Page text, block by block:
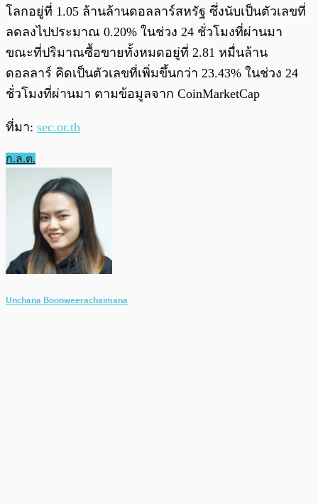
โลกอยู่ที่ 1.05 ล้านล้านดอลลาร์สหรัฐ ซึ่งนับเป็นตัวเลขที่
ลดลงไปประมาณ 0.20% ในช่วง 24 ชั่วโมงที่ผ่านมา
ขณะที่ปริมาณซื้อขายทั้งหมดอยู่ที่ 2.81 หมื่นล้าน
ดอลลาร์ คิดเป็นตัวเลขที่เพิ่มขึ้นกว่า 23.43% ในช่วง 24
ชั่วโมงที่ผ่านมา ตามข้อมูลจาก CoinMarketCap
ที่มา: sec.or.th
ก.ล.ต.
Unchana Boonweerachaimana